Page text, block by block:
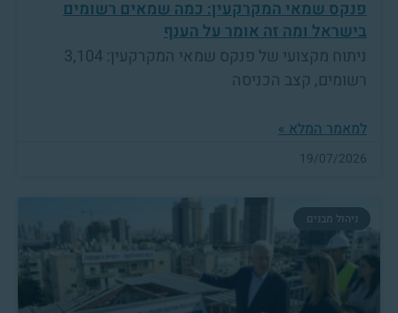
פנקס שמאי המקרקעין: כמה שמאים רשומים
בישראל ומה זה אומר על הענף
ניתוח מקצועי של פנקס שמאי המקרקעין: 3,104
רשומים, קצב הכניסה
למאמר המלא »
19/07/2026
ניהול מבנים